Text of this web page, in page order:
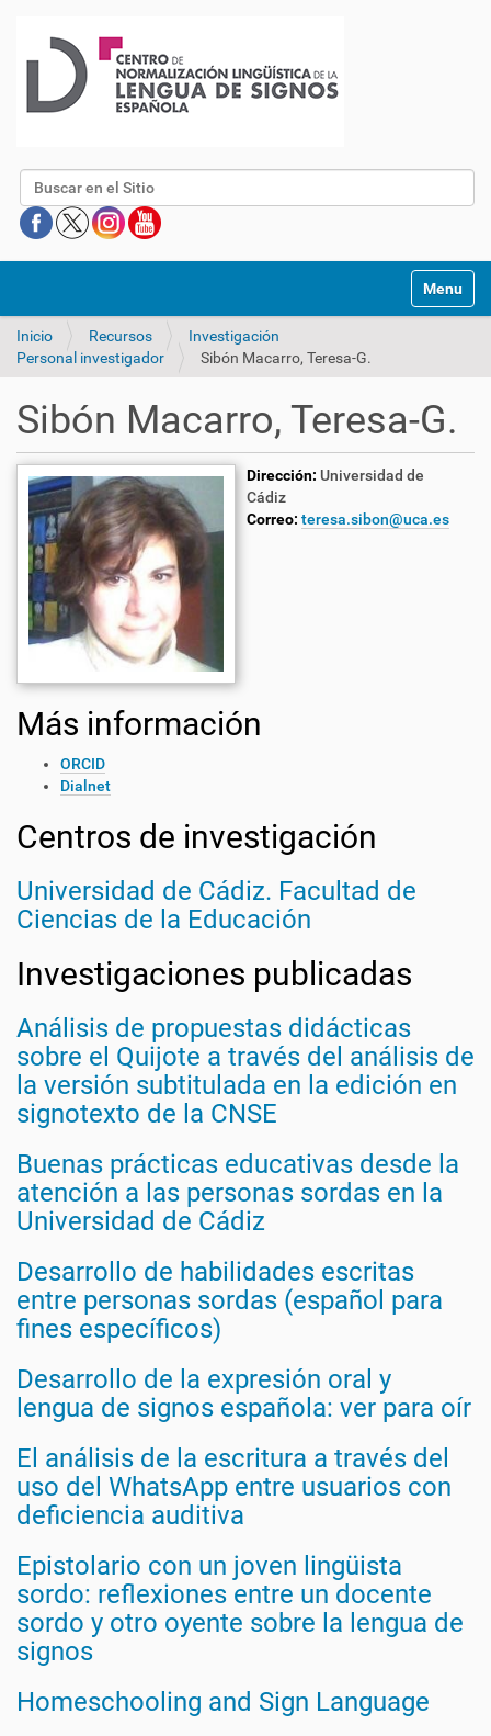
Buscar
Mostrar/
Inicio Recursos
Investigación
Personal investigador
Sibón Macarro, Teresa-G.
Sibón Macarro, Teresa-G.
Dirección: Universidad de
Cádiz
Correo: teresa.sibon@uca.es
Más información
ORCID
Dialnet
Centros de investigación
Universidad de Cádiz. Facultad de
Ciencias de la Educación
Investigaciones publicadas
Análisis de propuestas didácticas
sobre el Quijote a través del análisis de
la versión subtitulada en la edición en
signotexto de la CNSE
Buenas prácticas educativas desde la
atención a las personas sordas en la
Universidad de Cádiz
Desarrollo de habilidades escritas
entre personas sordas (español para
fines específicos)
Desarrollo de la expresión oral y
lengua de signos española: ver para oír
El análisis de la escritura a través del
uso del WhatsApp entre usuarios con
deficiencia auditiva
Epistolario con un joven lingüista
sordo: reflexiones entre un docente
sordo y otro oyente sobre la lengua de
signos
Homeschooling and Sign Language